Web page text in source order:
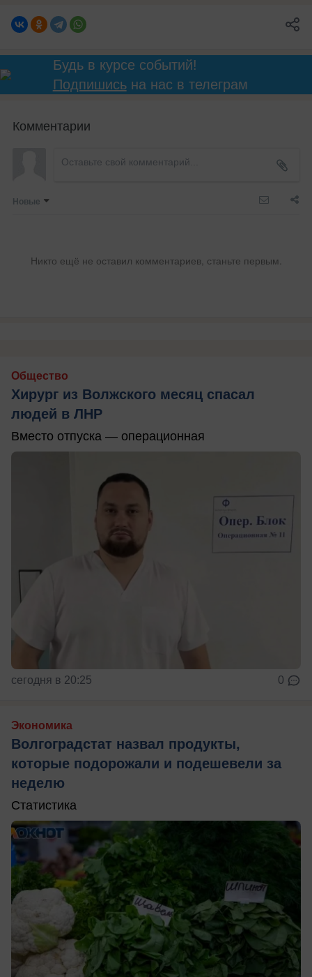
Будь в курсе событий!
Подпишисьна нас в телеграм
Комментарии
Новые
Никто ещё не оставил комментариев, станьте первым.
Общество
Хирург из Волжского месяц спасал
людей в ЛНР
Вместо отпуска — операционная
сегодня в 20:25 0
Экономика
Волгоградстат назвал продукты,
которые подорожали и подешевели за
неделю
Статистика